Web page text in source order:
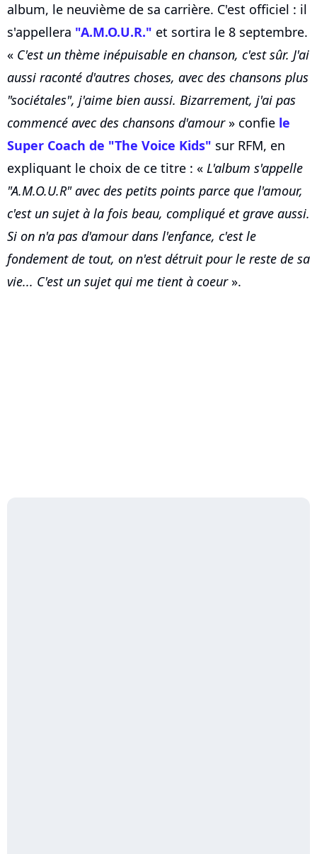
album, le neuvième de sa carrière. C'est officiel : il
s'appellera "A.M.O.U.R." et sortira le 8 septembre.
« C'est un thème inépuisable en chanson, c'est sûr. J'ai
aussi raconté d'autres choses, avec des chansons plus
"sociétales", j'aime bien aussi. Bizarrement, j'ai pas
commencé avec des chansons d'amour» confie le
Super Coach de "The Voice Kids" sur RFM, en
expliquant le choix de ce titre : « L'album s'appelle
"A.M.O.U.R" avec des petits points parce que l'amour,
c'est un sujet à la fois beau, compliqué et grave aussi.
Si on n'a pas d'amour dans l'enfance, c'est le
fondement de tout, on n'est détruit pour le reste de sa
vie... C'est un sujet qui me tient à coeur».